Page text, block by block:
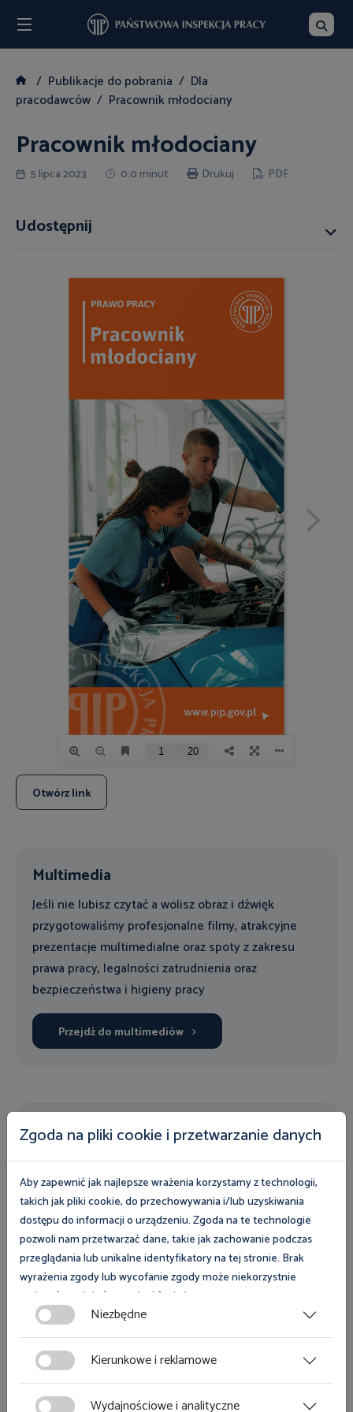
Publikacje do pobrania
Dla
pracodawców
Pracownik młodociany
Pracownik młodociany
5 lipca 2023 0:0 minut Drukuj PDF
Otwórz link
Udostępnij
Multimedia
Jeśli nie lubisz czytać a wolisz obraz i dźwięk
przygotowaliśmy profesjonalne filmy, atrakcyjne
prezentacje multimedialne oraz spoty z zakresu
prawa pracy, legalności zatrudnienia oraz
bezpieczeństwa i higieny pracy
Przejdź do multimediów
Nasza oferta
Uczestnicy programów i kampanii mogą wziąć udział
w bezpłatnych szkoleniach, skorzystać z eksperckiej
wiedzy inspektorów pracy oraz fachowych
poradników, list kontrolnych i pozostałych
publikacji. Zapoznaj się z naszą bezpłatną ofertą i
wybierz wsparcie dla siebie.
Przejdź do naszej oferty
Zgoda na pliki cookie i przetwarzanie danych
Aby zapewnić jak najlepsze wrażenia korzystamy z technologii,
takich jak pliki cookie, do przechowywania i/lub uzyskiwania
dostępu do informacji o urządzeniu. Zgoda na te technologie
pozwoli nam przetwarzać dane, takie jak zachowanie podczas
przeglądania lub unikalne identyfikatory na tej stronie. Brak
wyrażenia zgody lub wycofanie zgody może niekorzystnie
wpłynąć na niektóre cechy i funkcje.
Zgoda na pliki cookies jest dobrowolna i można ją wycofać lub
zmodyfikować w dowolnym momencie klikając w przycisk
ciasteczka w lewym dolnym rogu strony. Więcej informacji
znajdziesz w
Niezbędne
Kierunkowe i reklamowe
Wydajnościowe i analityczne
Szukaj